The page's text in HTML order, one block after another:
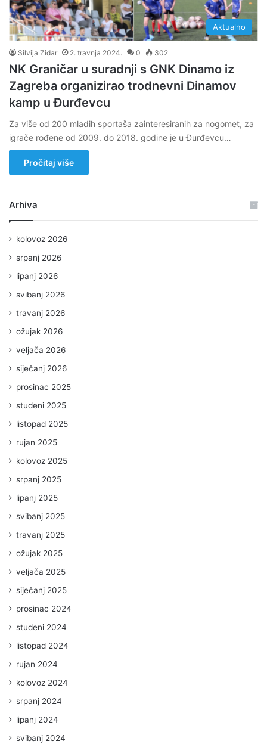
Aktualno
Silvija Zidar 2. travnja 2024. 0 302
NK Graničar u suradnji s GNK Dinamo iz
Zagreba organizirao trodnevni Dinamov
kamp u Đurđevcu
Za više od 200 mladih sportaša zainteresiranih za nogomet, za
igrače rođene od 2009. do 2018. godine je u Đurđevcu…
Pročitaj više
Arhiva
kolovoz 2026
srpanj 2026
lipanj 2026
svibanj 2026
travanj 2026
ožujak 2026
veljača 2026
siječanj 2026
prosinac 2025
studeni 2025
listopad 2025
rujan 2025
kolovoz 2025
srpanj 2025
lipanj 2025
svibanj 2025
travanj 2025
ožujak 2025
veljača 2025
siječanj 2025
prosinac 2024
studeni 2024
listopad 2024
rujan 2024
kolovoz 2024
srpanj 2024
lipanj 2024
svibanj 2024